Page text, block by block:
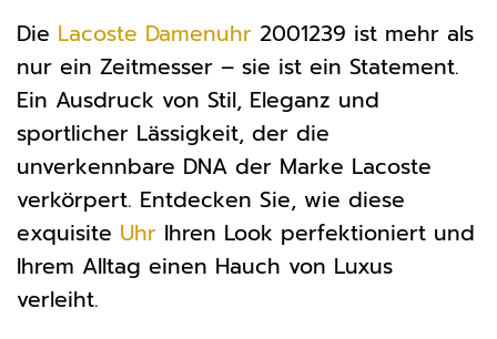
Die Lacoste Damenuhr 2001239 ist mehr als
nur ein Zeitmesser – sie ist ein Statement.
Ein Ausdruck von Stil, Eleganz und
sportlicher Lässigkeit, der die
unverkennbare DNA der Marke Lacoste
verkörpert. Entdecken Sie, wie diese
exquisite Uhr Ihren Look perfektioniert und
Ihrem Alltag einen Hauch von Luxus
verleiht.